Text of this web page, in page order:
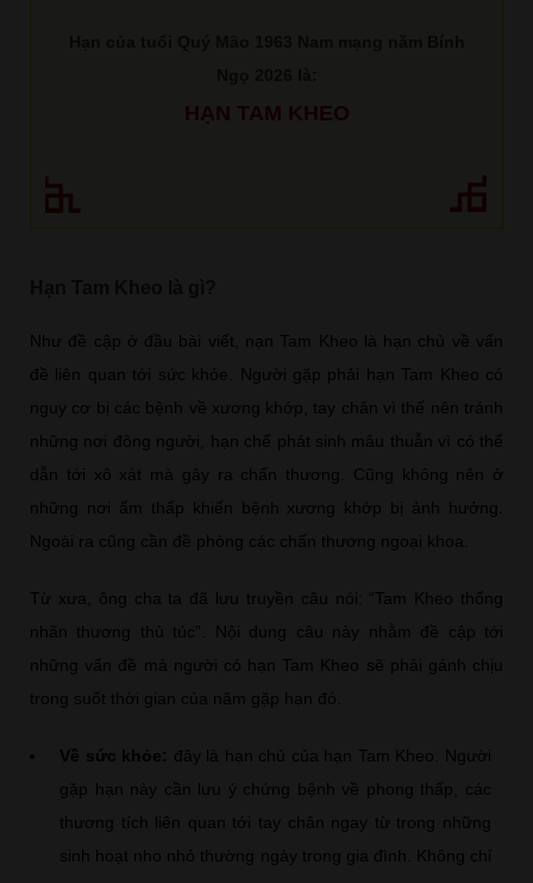
HẠN TAM KHEO
Như đề cập ở đầu bài viết, nạn Tam Kheo là hạn chủ về vấn
đề liên quan tới sức khỏe. Người gặp phải hạn Tam Kheo có
nguy cơ bị các bệnh về xương khớp, tay chân vì thế nên tránh
những nơi đông người, hạn chế phát sinh mâu thuẫn vì có thể
dẫn tới xô xát mà gây ra chấn thương. Cũng không nên ở
những nơi ẩm thấp khiến bệnh xương khớp bị ảnh hưởng.
Ngoài ra cũng cần đề phòng các chấn thương ngoại khoa.
Từ xưa, ông cha ta đã lưu truyền câu nói: “Tam Kheo thống
nhãn thương thủ túc”. Nội dung câu này nhằm đề cập tới
những vấn đề mà người có hạn Tam Kheo sẽ phải gánh chịu
trong suốt thời gian của năm gặp hạn đó.
Về sức khỏe: đây là hạn chủ của hạn Tam Kheo. Người
gặp hạn này cần lưu ý chứng bệnh về phong thấp, các
thương tích liên quan tới tay chân ngay từ trong những
sinh hoạt nho nhỏ thường ngày trong gia đình. Không chỉ